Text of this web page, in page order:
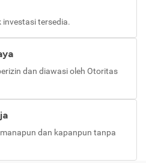
tersedia.
dan diawasi oleh Otoritas
dan kapanpun tanpa